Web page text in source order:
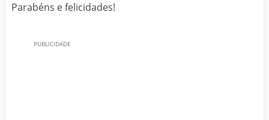
Parabéns e felicidades!